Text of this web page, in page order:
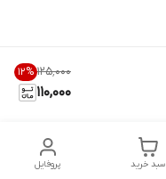
۱۲۵٬۰۰۰ 12%
110,000
پروفایل سبد خرید